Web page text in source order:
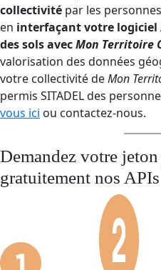
collectivité par les
en interfaçant votre logiciel
des sols avecMon Territoire
valorisation des données
votre collectivité deMon
permis SITADEL des
vous ici ou contactez-nous.
Demandez votre
gratuitement nos APIs